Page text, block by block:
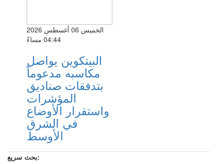
الخميس 06 أغسطس 2026
04:44 مساءً
البيتكوين يواصل
مكاسبه مدعوماً
بتدفقات صناديق
المؤشرات
واستقرار الأوضاع
في الشرق
الأوسط
بحث سريع: